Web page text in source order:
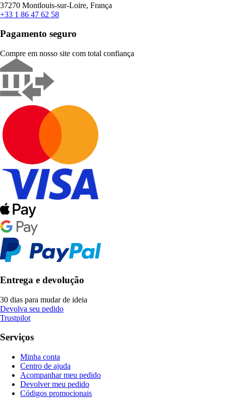
37270 Montlouis-sur-Loire, França
+33 1 86 47 62 58
Pagamento seguro
Compre em nosso site com total confiança
Entrega e devolução
30 dias para mudar de ideia
Devolva seu pedido
Trustpilot
Serviços
Minha conta
Centro de ajuda
Acompanhar meu pedido
Devolver meu pedido
Códigos promocionais